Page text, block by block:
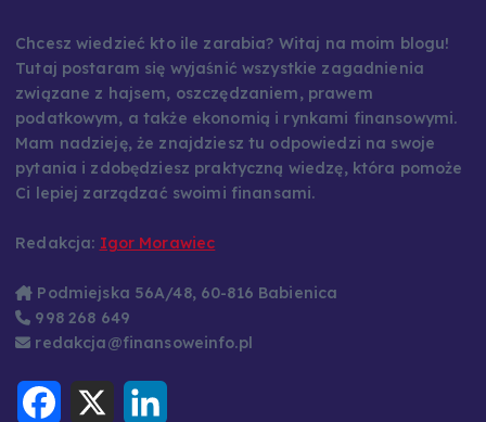
Chcesz wiedzieć kto ile zarabia? Witaj na moim blogu!
Tutaj postaram się wyjaśnić wszystkie zagadnienia
związane z hajsem, oszczędzaniem, prawem
podatkowym, a także ekonomią i rynkami finansowymi.
Mam nadzieję, że znajdziesz tu odpowiedzi na swoje
pytania i zdobędziesz praktyczną wiedzę, która pomoże
Ci lepiej zarządzać swoimi finansami.
Redakcja: Igor Morawiec
Podmiejska 56A/48, 60-816 Babienica
998 268 649
redakcja@finansoweinfo.pl
X